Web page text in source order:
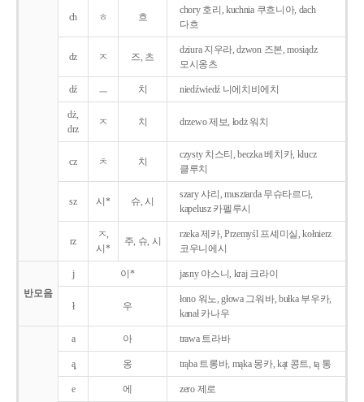
ch ㅎ 흐
chory 호리, kuchnia 쿠흐니아, dach
다흐
dz ㅈ 즈, 츠
dziura 지우라, dzwon 즈본, mosiądz
모시옹츠
dź ㅡ 치 niedźwiedź 니에치비에치
dż,
drz
ㅈ 치 drzewo 제보, łodż 워치
cz ㅊ 치
czysty 치스티, beczka 베치카, klucz
클루치
sz 시* 슈, 시
szary 샤리, musztarda 무슈타르다,
kapelusz 카펠루시
rz
ㅈ,
시*
주, 슈, 시
rzeka 제카, Przemyśl 프셰미실, kołnierz
코우니에시
반모음
j 이* jasny 야스니, kraj 크라이
ł 우
łono 워노, głowa 그워바, bułka 부우카,
kanał 카나우
a 아 trawa 트라바
ą̨ 옹 trąba 트롱바, mąka 몽카, kąt 콩트, tą 통
e 에 zero 제로